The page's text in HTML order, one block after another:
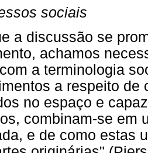
sociais
a discussão se
achamos
a terminologia
a respeito
no espaço e
combinam-se em
e de como estas